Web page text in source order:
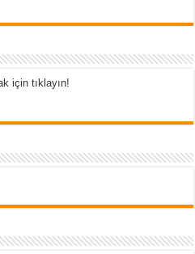
için tıklayın!